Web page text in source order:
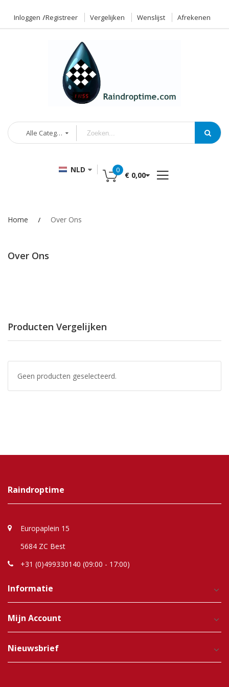
Inloggen Registreer Vergelijken Wenslijst Afrekenen
Alle Categorieën
NLD 0
€ 0,00
Home Over Ons
Over Ons
Producten Vergelijken
Geen producten geselecteerd.
Raindroptime
Europaplein 15
5684 ZC Best
+31 (0)499330140 (09:00 - 17:00)
Informatie
Mijn Account
Nieuwsbrief